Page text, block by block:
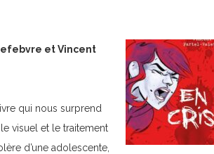
et Vincent
qui nous surprend
visuel et le traitement
d’une adolescente,